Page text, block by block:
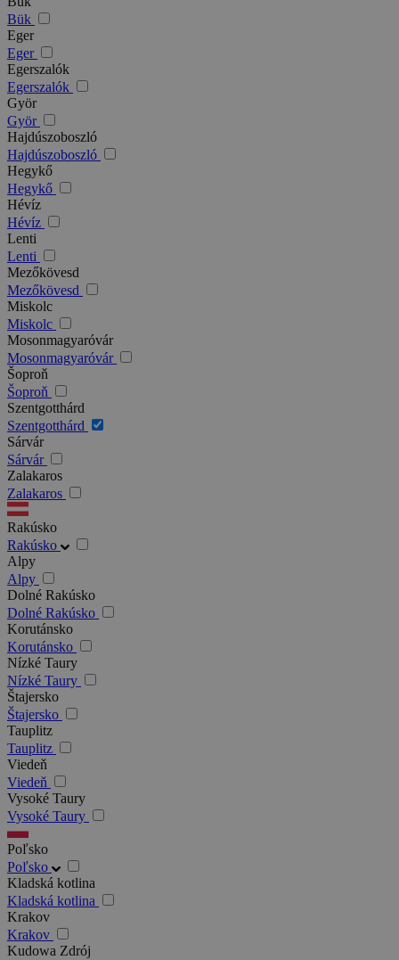
Bük
Eger
Eger
Egerszalók
Egerszalók
Györ
Györ
Hajdúszoboszló
Hajdúszoboszló
Hegykő
Hegykő
Hévíz
Hévíz
Lenti
Lenti
Mezőkövesd
Mezőkövesd
Miskolc
Miskolc
Mosonmagyaróvár
Mosonmagyaróvár
Šoproň
Šoproň
Szentgotthárd
Szentgotthárd
Sárvár
Sárvár
Zalakaros
Zalakaros
Rakúsko
Rakúsko
Alpy
Alpy
Dolné Rakúsko
Dolné Rakúsko
Korutánsko
Korutánsko
Nízké Taury
Nízké Taury
Štajersko
Štajersko
Tauplitz
Tauplitz
Viedeň
Viedeň
Vysoké Taury
Vysoké Taury
Poľsko
Poľsko
Kladská kotlina
Kladská kotlina
Krakov
Krakov
Kudowa Zdrój